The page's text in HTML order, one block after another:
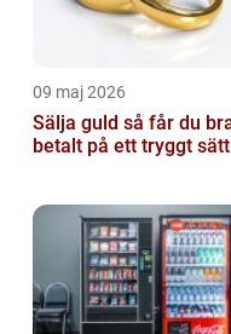
09 maj 2026
Sälja guld så får du bra
betalt på ett tryggt sätt